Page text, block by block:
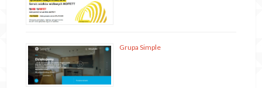
Grupa Simple